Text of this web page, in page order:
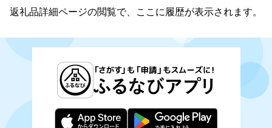
返礼品詳細ページの閲覧で、ここに履歴が表示されます。